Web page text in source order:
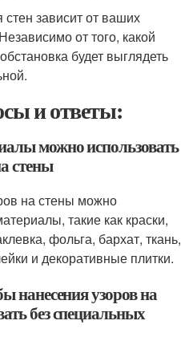
зависит от ваших
от того, какой
будет выглядеть
и ответы:
можно использовать
стены
на стены можно
такие как краски,
фольга, бархат, ткань,
и декоративные плитки.
нанесения узоров на
без специальных